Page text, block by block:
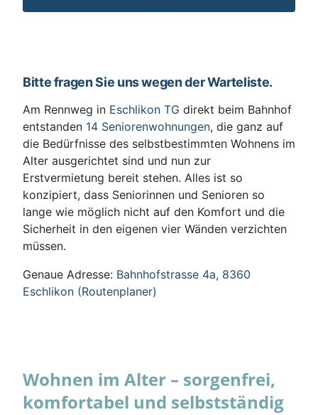
Bitte fragen Sie uns wegen der Warteliste.
Am Rennweg in Eschlikon TG direkt beim Bahnhof
entstanden 14 Seniorenwohnungen, die ganz auf
die Bedürfnisse des selbstbestimmten Wohnens im
Alter ausgerichtet sind und nun zur
Erstvermietung bereit stehen. Alles ist so
konzipiert, dass Seniorinnen und Senioren so
lange wie möglich nicht auf den Komfort und die
Sicherheit in den eigenen vier Wänden verzichten
müssen.
Genaue Adresse: Bahnhofstrasse 4a, 8360
Eschlikon (Routenplaner)
Wohnen im Alter – sorgenfrei,
komfortabel und selbstständig